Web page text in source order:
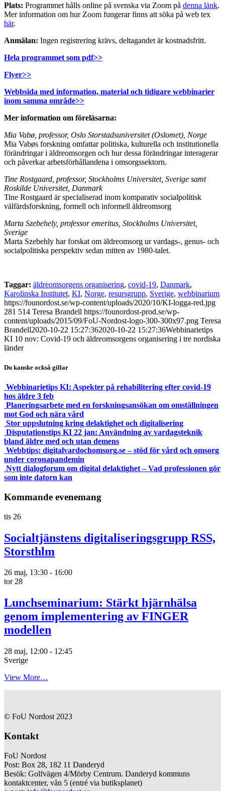
Plats: Programmet hålls online på svenska via Zoom på denna länk.
Mer information om hur Zoom fungerar finns att söka på web tex
här.
Anmälan: Ingen registrering krävs, deltagandet är kostnadsfritt.
Hela programmet som pdf>>
Flyer>>
Webbsida med information, material och tidigare webbinarier
inom samma område>>
Mer information om föreläsarna:
Mia Vabø, professor, Oslo Storstadsuniversitet (Oslomet), Norge
Mia Vabøs forskning omfattar politiska, kulturella och institutionella
förändringar i äldreomsorgen och hur dessa förändringar interagerar
och påverkar arbetsförhållandena i omsorgssektorn.
Tine Rostgaard, professor, Stockholms Universitet, Sverige samt
Roskilde Universitet, Danmark​
Tine Rostgaard är specialiserad inom komparativ socialpolitisk
välfärdsforskning, formell och informell äldreomsorg
Marta Szebehely, professor emeritus, Stockholms Universitet,
Sverige
Marta Szebehly har forskat om äldreomsorg ur vardags-, genus- och
socialpolitiska perspektiv sedan mitten av 1980-talet.
Taggar: äldreomsorgens organisering, covid-19, Danmark,
Karolinska Institutet, KI, Norge, resursgrupp, Sverige, webbinarium
https://founordost.se/wp-content/uploads/2020/10/KI-logga-red.jpg
281 514 Teresa Brandell https://founordost-prod.se/wp-
content/uploads/2015/09/FoU-Nordost-logo-300-300x97.png Teresa
Brandell2020-10-22 15:27:362020-10-22 15:27:36Webbinarietips
KI 10 nov: Covid-19 och äldreomsorgens organisering i tre nordiska
länder
Du kanske också gillar
Webbinarietips KI: Aspekter på rehabilitering efter covid-19
hos äldre 3 feb
Planeringsarbete med en forskningsansökan om omställningen
mot God och nära vård
Stor uppslutning kring delaktighet och digitalisering
Disputationstips KI 22 jan: Användning av vardagsteknik
bland äldre med och utan demens
Webbtips: digitalvardochomsorg.se – stöd för vård och omsorg
under coronapandemin
Nytt dialogforum om digital delaktighet – Vad professionen gör
som inte datorn kan
Kommande evenemang
tis 26
Socialtjänstens digitaliseringsgrupp RSS,
Storsthlm
26 maj, 13:30 - 16:00
tor28
Lunchseminarium: Stärkt hjärnhälsa
genom implementering av FINGER
modellen
28 maj, 12:00 - 12:45
Sverige
View More…
© FoU Nordost 2023
Kontakt
FoU Nordost
Post: Box 28, 182 11 Danderyd
Besök: Golfvägen 4/Mörby Centrum. Danderyd kommuns
kontaktcenter, vån 5 (entré via butiksplanet)